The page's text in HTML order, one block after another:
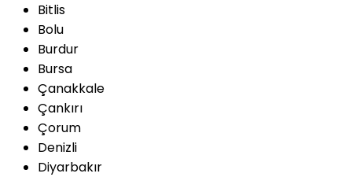
Bitlis
Bolu
Burdur
Bursa
Çanakkale
Çankırı
Çorum
Denizli
Diyarbakır